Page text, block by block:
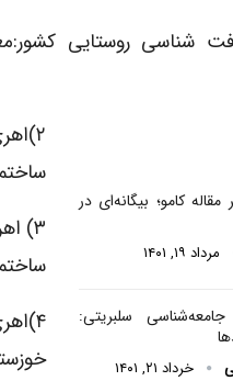
شناسی
کامو؛ بیگانه‌ای در
مرداد ۱۹, ۱۴۰۱
سلبریتی:
خرداد ۲۱, ۱۴۰۱